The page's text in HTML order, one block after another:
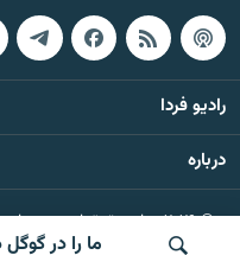
ما را در گوگل
رادیو فردا
درباره
© ۲۰۲۶ تمام حقوق این
محفوظ است.